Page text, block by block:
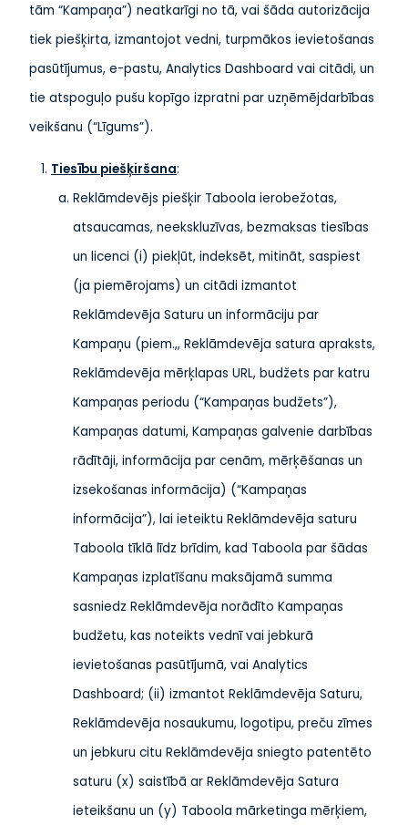
tām “Kampaņa”) neatkarīgi no tā, vai šāda autorizācija
tiek piešķirta, izmantojot vedni, turpmākos ievietošanas
pasūtījumus, e-pastu, Analytics Dashboard vai citādi, un
tie atspoguļo pušu kopīgo izpratni par uzņēmējdarbības
veikšanu (“Līgums”).
Tiesību piešķiršana:
Reklāmdevējs piešķir Taboola ierobežotas,
atsaucamas, neekskluzīvas, bezmaksas tiesības
un licenci (i) piekļūt, indeksēt, mitināt, saspiest
(ja piemērojams) un citādi izmantot
Reklāmdevēja Saturu un informāciju par
Kampaņu (piem.,, Reklāmdevēja satura apraksts,
Reklāmdevēja mērķlapas URL, budžets par katru
Kampaņas periodu (“Kampaņas budžets”),
Kampaņas datumi, Kampaņas galvenie darbības
rādītāji, informācija par cenām, mērķēšanas un
izsekošanas informācija) (“Kampaņas
informācija”), lai ieteiktu Reklāmdevēja saturu
Taboola tīklā līdz brīdim, kad Taboola par šādas
Kampaņas izplatīšanu maksājamā summa
sasniedz Reklāmdevēja norādīto Kampaņas
budžetu, kas noteikts vednī vai jebkurā
ievietošanas pasūtījumā, vai Analytics
Dashboard; (ii) izmantot Reklāmdevēja Saturu,
Reklāmdevēja nosaukumu, logotipu, preču zīmes
un jebkuru citu Reklāmdevēja sniegto patentēto
saturu (x) saistībā ar Reklāmdevēja Satura
ieteikšanu un (y) Taboola mārketinga mērķiem,